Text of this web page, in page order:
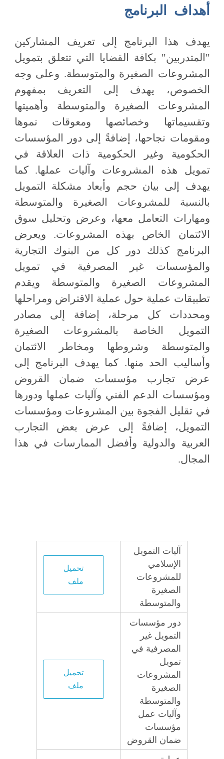
أهداف البرنامج
يهدف هذا البرنامج إلى تعريف المشاركين
"المتدربين" بكافة القضايا التي تتعلق بتمويل
المشروعات الصغيرة والمتوسطة. وعلى وجه
الخصوص، يهدف إلى التعريف بمفهوم
المشروعات الصغيرة والمتوسطة وأهميتها
وتقسيماتها وخصائصها ومعوقات نموها
ومقومات نجاحها، إضافةً إلى دور المؤسسات
الحكومية وغير الحكومية ذات العلاقة في
تمويل هذه المشروعات وآليات عملها. كما
يهدف إلى بيان حجم وأبعاد مشكلة التمويل
بالنسبة للمشروعات الصغيرة والمتوسطة
ومهارات التعامل معها، وعرض وتحليل سوق
الائتمان الخاص بهذه المشروعات. ويعرض
البرنامج كذلك دور كل من البنوك التجارية
والمؤسسات غير المصرفية في تمويل
المشروعات الصغيرة والمتوسطة ويقدم
تطبيقات عملية حول عملية الاقتراض ومراحلها
ومحددات كل مرحلة، إضافة إلى مصادر
التمويل الخاصة بالمشروعات الصغيرة
والمتوسطة وشروطها ومخاطر الائتمان
وأساليب الحد منها. كما يهدف البرنامج إلى
عرض تجارب مؤسسات ضمان القروض
ومؤسسات الدعم الفني وآليات عملها ودورها
في تقليل الفجوة بين المشروعات ومؤسسات
التمويل، إضافةً إلى عرض بعض التجارب
العربية والدولية وأفضل الممارسات في هذا
المجال.
آليات التمويل
الإسلامي
للمشروعات
الصغيرة
والمتوسطة
تحميل
ملف
دور مؤسسات
التمويل غير
المصرفية في
تمويل
المشروعات
الصغيرة
والمتوسطة
وآليات عمل
مؤسسات
ضمان القروض
تحميل
ملف